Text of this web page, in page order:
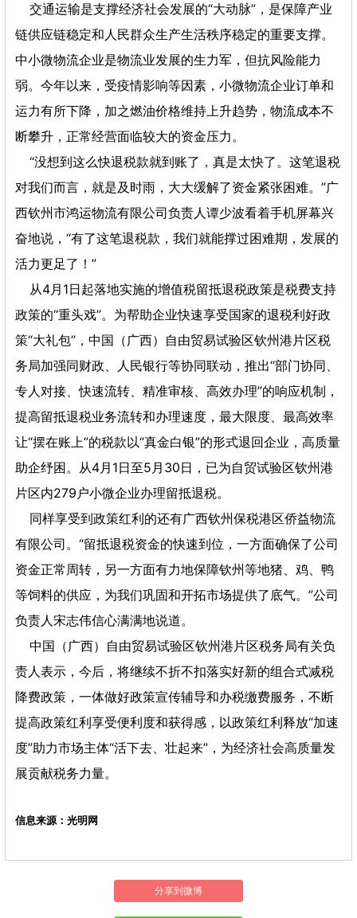
交通运输是支撑经济社会发展的“大动脉”，是保障产业
链供应链稳定和人民群众生产生活秩序稳定的重要支撑。
中小微物流企业是物流业发展的生力军，但抗风险能力
弱。今年以来，受疫情影响等因素，小微物流企业订单和
运力有所下降，加之燃油价格维持上升趋势，物流成本不
断攀升，正常经营面临较大的资金压力。
“没想到这么快退税款就到账了，真是太快了。这笔退税
对我们而言，就是及时雨，大大缓解了资金紧张困难。”广
西钦州市鸿运物流有限公司负责人谭少波看着手机屏幕兴
奋地说，“有了这笔退税款，我们就能撑过困难期，发展的
活力更足了！”
从4月1日起落地实施的增值税留抵退税政策是税费支持
政策的“重头戏”。为帮助企业快速享受国家的退税利好政
策“大礼包”，中国（广西）自由贸易试验区钦州港片区税
务局加强同财政、人民银行等协同联动，推出“部门协同、
专人对接、快速流转、精准审核、高效办理”的响应机制，
提高留抵退税业务流转和办理速度，最大限度、最高效率
让“摆在账上”的税款以“真金白银”的形式退回企业，高质量
助企纾困。从4月1日至5月30日，已为自贸试验区钦州港
片区内279户小微企业办理留抵退税。
同样享受到政策红利的还有广西钦州保税港区侨益物流
有限公司。“留抵退税资金的快速到位，一方面确保了公司
资金正常周转，另一方面有力地保障钦州等地猪、鸡、鸭
等饲料的供应，为我们巩固和开拓市场提供了底气。”公司
负责人宋志伟信心满满地说道。
中国（广西）自由贸易试验区钦州港片区税务局有关负
责人表示，今后，将继续不折不扣落实好新的组合式减税
降费政策，一体做好政策宣传辅导和办税缴费服务，不断
提高政策红利享受便利度和获得感，以政策红利释放“加速
度”助力市场主体“活下去、壮起来”，为经济社会高质量发
展贡献税务力量。
信息来源：光明网
分享到微博